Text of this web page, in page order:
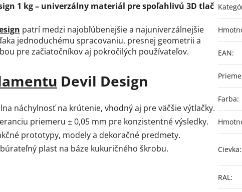
1 kg – univerzálny materiál pre spoľahlivú 3D tlač
patrí medzi najobľúbenejšie a najuniverzálnejšie
jednoduchému spracovaniu, presnej geometrii a
pre začiatočníkov aj pokročilých používateľov.
Devil Design
náchylnosť na krútenie, vhodný aj pre väčšie výtlačky.
priemeru ± 0,05 mm pre konzistentné výsledky.
prototypy, modely a dekoračné predmety.
plast na báze kukuričného škrobu.
EAN:
Farba:
Cievka:
RAL: